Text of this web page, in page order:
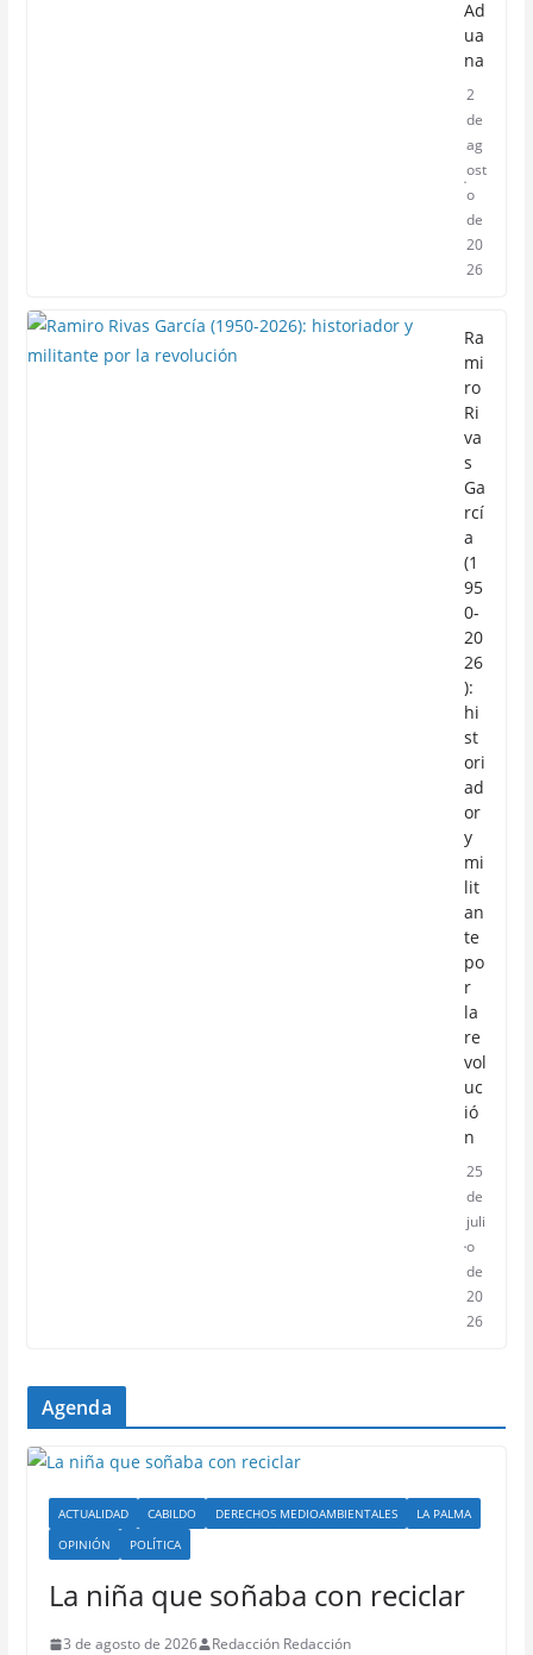
Ad
ua
na
2
de
ag
ost
o
de
20
26
Ra
mi
ro
Ri
va
s
Ga
rcí
a
(1
95
0-
20
26
):
hi
st
ori
ad
or
y
mi
lit
an
te
po
r
la
re
vol
uc
ió
n
25
de
juli
o
de
20
26
Agenda
ACTUALIDAD CABILDO DERECHOS MEDIOAMBIENTALES
LA PALMA
OPINIÓN
POLÍTICA
La niña que soñaba con reciclar
3 de agosto de 2026 Redacción Redacción